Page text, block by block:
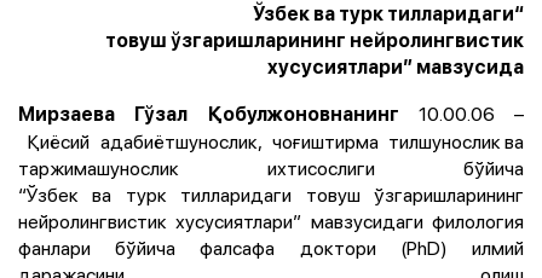
“Ўзбек ва турк тилларидаги
товуш ўзгаришларининг нейролингвистик
хусусиятлари” мавзусида
Мирзаева Гўзал Қобулжоновнанинг
10.00.06 –
Қиёсий адабиётшунослик, чоғиштирма тилшунослик ва
таржимашунослик ихтисослиги бўйича
“Ўзбек ва турк тилларидаги товуш ўзгаришларининг
нейролингвистик хусусиятлари” мавзусидаги филология
фанлари бўйича фалсафа доктори (PhD) илмий